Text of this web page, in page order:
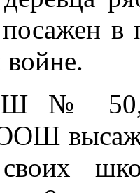
в
войне.
№
своих